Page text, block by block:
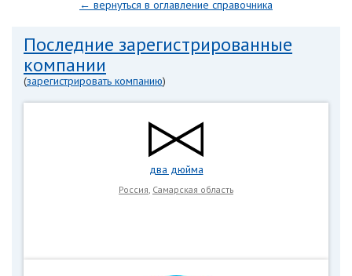
← вернуться в оглавление справочника
Последние зарегистрированные
компании
(зарегистрировать компанию)
два дюйма
Россия, Самарская область